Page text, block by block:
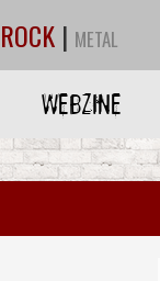
ROCK | METAL
WEBZINE